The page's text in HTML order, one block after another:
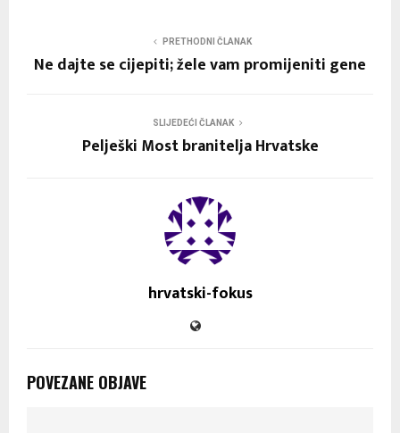
PRETHODNI ČLANAK
Ne dajte se cijepiti; žele vam promijeniti gene
SLIJEDEĆI ČLANAK
Pelješki Most branitelja Hrvatske
hrvatski-fokus
POVEZANE OBJAVE